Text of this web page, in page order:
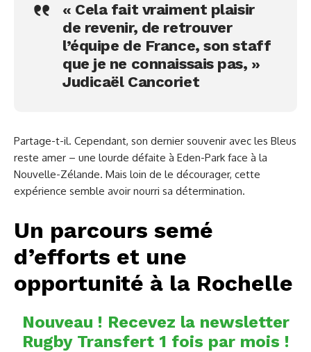
« Cela fait vraiment plaisir
de revenir, de retrouver
l’équipe de France, son staff
que je ne connaissais pas, »
Judicaël Cancoriet
Partage-t-il. Cependant, son dernier souvenir avec les Bleus
reste amer – une lourde défaite à Eden-Park face à la
Nouvelle-Zélande. Mais loin de le décourager, cette
expérience semble avoir nourri sa détermination.
Un parcours semé
d’efforts et une
opportunité à la Rochelle
Nouveau ! Recevez la newsletter
Rugby Transfert 1 fois par mois !